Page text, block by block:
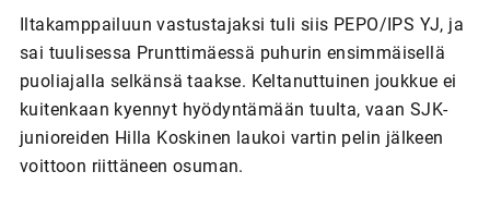
Iltakamppailuun vastustajaksi tuli siis PEPO/IPS YJ, ja
sai tuulisessa Prunttimäessä puhurin ensimmäisellä
puoliajalla selkänsä taakse. Keltanuttuinen joukkue ei
kuitenkaan kyennyt hyödyntämään tuulta, vaan SJK-
junioreiden Hilla Koskinen laukoi vartin pelin jälkeen
voittoon riittäneen osuman.